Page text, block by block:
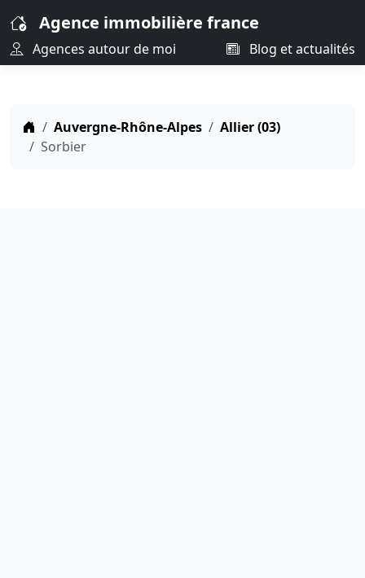
Agence immobilière france
Agences autour de moi Blog et actualités
Auvergne-Rhône-Alpes
Allier (03)
Sorbier